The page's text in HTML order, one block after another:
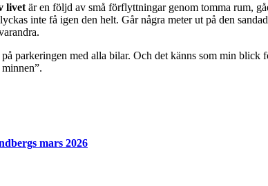
livet är en följd av små förflyttningar genom tomma rum,
inte få igen den helt. Går några meter ut på den
på parkeringen med alla bilar. Och det känns som min
mars 2026